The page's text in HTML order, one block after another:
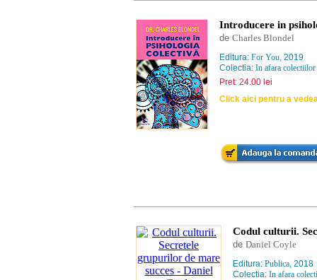
Introducere in
de Charles Blondel
Editura: For You, 2019
Colectia: In afara colectiilor
Pret: 24.00 lei
Click aici pentru a
Codul culturii.
de Daniel Coyle
Editura: Publica, 2018
Colectia: In afara